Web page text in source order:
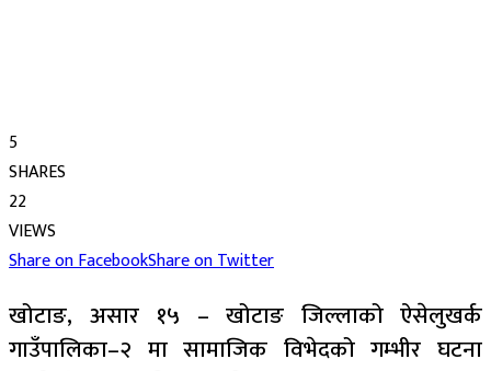
5
SHARES
22
VIEWS
Share on FacebookShare on Twitter
खोटाङ, असार १५ – खोटाङ जिल्लाको ऐसेलुखर्क
गाउँपालिका–२ मा सामाजिक विभेदको गम्भीर घटना